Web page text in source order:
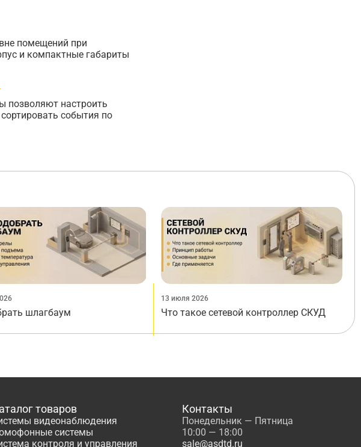
помещений при
и компактные габариты
позволяют настроить
события по
шлагбаум
13 июля 2026
Что такое сетевой контроллер СКУД
товаров
видеонаблюдения
системы
контроля и управления
Контакты
Понедельник — Пятница
10:00 — 18:00
sale@asdtd.ru